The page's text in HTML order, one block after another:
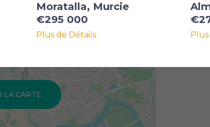
LA CARTE
Moratalla, Murcie
€295 000
Plus de Détails